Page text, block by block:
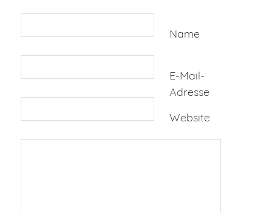
Name
E-Mail-
Adresse
Website